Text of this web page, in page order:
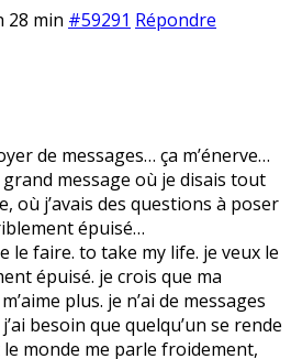
28 min #59291 Répondre
de messages… ça m’énerve…
grand message où je disais tout
où j’avais des questions à poser
épuisé…
le faire. to take my life. je veux le
épuisé. je crois que ma
plus. je n’ai de messages
besoin que quelqu’un se rende
monde me parle froidement,